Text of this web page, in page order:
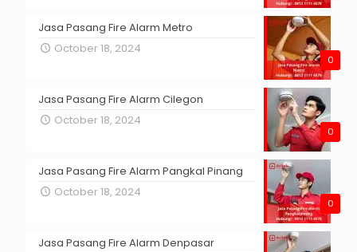
0
Jasa Pasang Fire Alarm Metro
October 18, 2024
0
Jasa Pasang Fire Alarm Cilegon
October 18, 2024
0
Jasa Pasang Fire Alarm Pangkal Pinang
October 18, 2024
Jasa Pasang Fire Alarm Denpasar